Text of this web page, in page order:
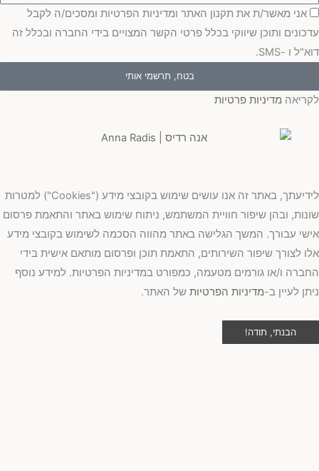
הסכמה
אני מאשר/ת את תקנון האתר ומדיניות הפרטיות ומסכים/ה לקבל
עדכונים ותוכן שיווקי בכלל פרטי הקשר המצויים בידי החברה ובכלל זה
דוא"ל ו -SMS.
בטח, תרשמי אותי
לקריאה מדיניות פרטיות
לידיעתך, באתר זה אנו עושים שימוש בקובצי מידע ("Cookies") למטרות
שונות, ובהן שיפור חוויית המשתמש, ניתוח שימוש באתר והתאמת פרסום
אישי עבורך. המשך הגלישה באתר מהווה הסכמה לשימוש בקובצי מידע
אלו לצורך שיפור השירותים, התאמת תוכן ופרסום מותאם אישית בידי
החברה ו/או גורמים מטעמה, כמפורט במדיניות הפרטיות. למידע נוסף
ניתן לעיין ב-מדיניות הפרטיות של האתר.
הבנתי, תודה!